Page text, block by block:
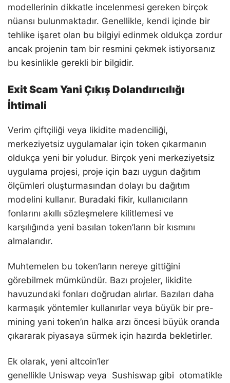
modellerinin dikkatle incelenmesi gereken birçok
nüansı bulunmaktadır. Genellikle, kendi içinde bir
tehlike işaret olan bu bilgiyi edinmek oldukça zordur
ancak projenin tam bir resmini çekmek istiyorsanız
bu kesinlikle gerekli bir bilgidir.
Exit Scam Yani Çıkış Dolandırıcılığı
İhtimali
Verim çiftçiliği veya likidite madenciliği,
merkeziyetsiz uygulamalar için token çıkarmanın
oldukça yeni bir yoludur. Birçok yeni merkeziyetsiz
uygulama projesi, proje için bazı uygun dağıtım
ölçümleri oluşturmasından dolayı bu dağıtım
modelini kullanır. Buradaki fikir, kullanıcıların
fonlarını akıllı sözleşmelere kilitlemesi ve
karşılığında yeni basılan token’ların bir kısmını
almalarıdır.
Muhtemelen bu token’ların nereye gittiğini
görebilmek mümkündür. Bazı projeler, likidite
havuzundaki fonları doğrudan alırlar. Bazıları daha
karmaşık yöntemler kullanırlar veya büyük bir pre-
mining yani token’ın halka arzı öncesi büyük oranda
çıkararak piyasaya sürmek için hazırda bekletirler.
Ek olarak, yeni altcoin’ler
genellikle Uniswap veya Sushiswap gibi otomatikle